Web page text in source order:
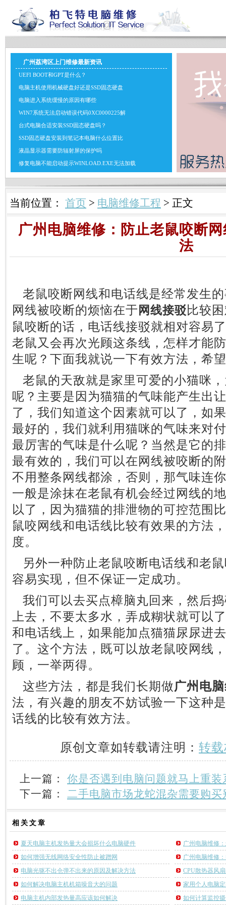
广州荔湾区上门维修最新资讯
UEFI BOOT和GPT是什么？
电脑主机使用机械硬盘好还是SSD固态硬盘
电脑进入系统缓慢的原因有哪些
WIN7系统无法启动错误代码0XC0000225解
台式电脑合适安装SSD固态硬盘吗？
SSD固态硬盘安装到笔记本电脑什么位置比
液晶显示器需要防辐射屏的保护吗
修复电脑不能启动提示WINLOAD.EXE无法加载
当前位置： 首页 > 电脑维修工程 > 正文
广州电脑维修：防止老鼠咬断
法
老鼠咬断网线和电话线是经常发生
网线被咬断的烦恼在于 网线接驳 比较
鼠咬断的话，电话线接驳就相对容易
老鼠又会再次光顾这条线，怎样才能
生呢？下面我就说一下有效方法，希
老鼠的天敌就是家里可爱的小猫咪
呢？主要是因为猫猫的气味能产生出
了，我们知道这个因素就可以了，如
最好的，我们就利用猫咪的气味来对
最厉害的气味是什么呢？当然是它的
最有效的，我们可以在网线被咬断的
不用整条网线都涂，否则，那气味连
一般是涂抹在老鼠有机会经过网线的
以了，因为猫猫的排泄物的可控范围
鼠咬网线和电话线比较有效果的方法
度。
另外一种防止老鼠咬断电话线和老
容易实现，但不保证一定成功。
我们可以去买点樟脑丸回来，然后
上去，不要太多水，弄成糊状就可以
和电话线上，如果能加点猫猫尿尿进
了。这个方法，既可以放老鼠咬网线
顾，一举两得。
这些方法，都是我们长期做广州电
法，有兴趣的朋友不妨试验一下这种
话线的比较有效方法。
原创文章如转载请注明： 转
上一篇： 你是否遇到电脑问题就马上重装
下一篇： 二手电脑市场龙蛇混杂需要购买
相关 文章
夏天电脑主机发热量大会损坏什么电脑硬件
广州电脑维修
如何增强无线网络安全性防止被蹭网
广州电脑维修
电脑光驱不出仓弹不出来的原因及解决方法
CPU散热器风
如何解决电脑主机机箱噪音大的问题
家用个人电脑
电脑主机内部发热量高应该如何解决
如何计算监控